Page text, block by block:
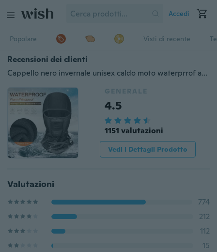
Accedi
Popolare Visti di recente
Recensioni dei clienti
Cappello nero invernale unisex caldo moto waterprrof antivento maschera cappello collo collo berretti per uomo donna sport bicicletta termica pile passamontagna cappello
GENERALE
4.5
1151 valutazioni
Vedi i Dettagli Prodotto
Valutazioni
774
212
112
15